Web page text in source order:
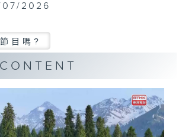
2026
目嗎?
CONTENT